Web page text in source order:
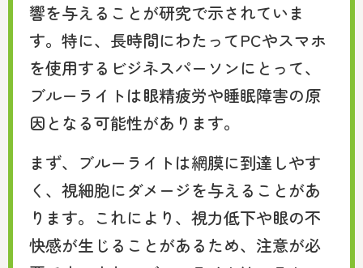
響を与えることが研究で示されていま
す。特に、長時間にわたってPCやスマホ
を使用するビジネスパーソンにとって、
ブルーライトは眼精疲労や睡眠障害の原
因となる可能性があります。
まず、ブルーライトは網膜に到達しやす
く、視細胞にダメージを与えることがあ
ります。これにより、視力低下や眼の不
快感が生じることがあるため、注意が必